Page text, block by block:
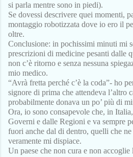
si parla mentre sono in piedi).
Se dovessi descrivere quei momenti,
montaggio robotizzata dove io ero il
oltre.
Conclusione: in pochissimi minuti mi
prescrizioni di medicine pesanti dalle
non c’è ritorno e senza nessuna
mio medico.
“Avrà fretta perché c’è la coda”- ho
signore di prima che attendeva l’altro
probabilmente donava un po’ più di
Ora, io sono consapevole che, in
Governi e dalle Regioni e va sempre
fuori anche dal di dentro, quelli che
veramente mi dispiace.
Un paese che non cura e non accoglie